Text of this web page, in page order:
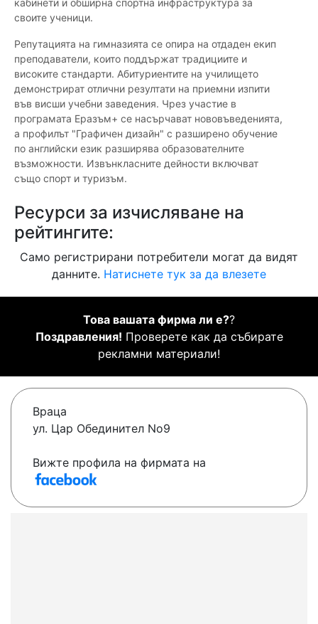
кабинети и обширна спортна инфраструктура за
своите ученици.
Репутацията на гимназията се опира на отдаден екип
преподаватели, които поддържат традициите и
високите стандарти. Абитуриентите на училището
демонстрират отлични резултати на приемни изпити
във висши учебни заведения. Чрез участие в
програмата Еразъм+ се насърчават нововъведенията,
а профилът "Графичен дизайн" с разширено обучение
по английски език разширява образователните
възможности. Извънкласните дейности включват
също спорт и туризъм.
Ресурси за изчисляване на
рейтингите:
Само регистрирани потребители могат да видят
данните. Натиснете тук за да влезете
Това вашата фирма ли е??
Поздравления! Проверете как да събирате
рекламни материали!
Враца
ул. Цар Обединител No9
Вижте профила на фирмата на